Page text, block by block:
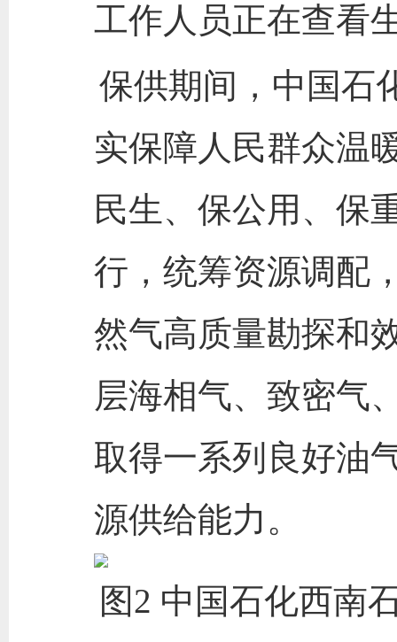
工作人员正在查看
保供期间，中国石
实保障人民群众温
民生、保公用、保
行，统筹资源调配
然气高质量勘探和
层海相气、致密气
取得一系列良好油
源供给能力。
图2 中国石化西南